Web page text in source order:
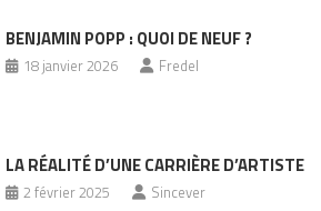
BENJAMIN POPP : QUOI DE NEUF ?
18 janvier 2026 Fredel
LA RÉALITÉ D’UNE CARRIÈRE D’ARTISTE
2 février 2025 Sincever